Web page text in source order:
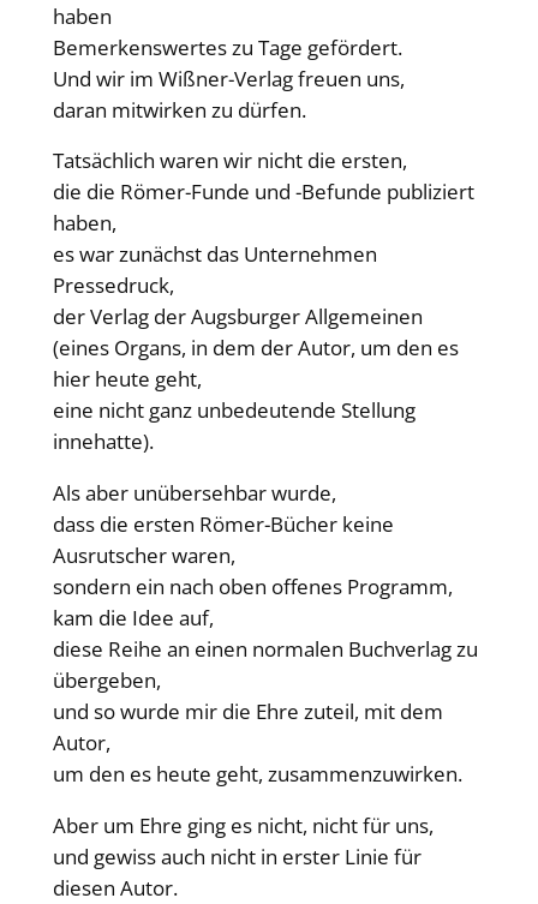
haben
Bemerkenswertes zu Tage gefördert.
Und wir im Wißner-Verlag freuen uns,
daran mitwirken zu dürfen.
Tatsächlich waren wir nicht die ersten,
die die Römer-Funde und -Befunde publiziert
haben,
es war zunächst das Unternehmen
Pressedruck,
der Verlag der Augsburger Allgemeinen
(eines Organs, in dem der Autor, um den es
hier heute geht,
eine nicht ganz unbedeutende Stellung
innehatte).
Als aber unübersehbar wurde,
dass die ersten Römer-Bücher keine
Ausrutscher waren,
sondern ein nach oben offenes Programm,
kam die Idee auf,
diese Reihe an einen normalen Buchverlag zu
übergeben,
und so wurde mir die Ehre zuteil, mit dem
Autor,
um den es heute geht, zusammenzuwirken.
Aber um Ehre ging es nicht, nicht für uns,
und gewiss auch nicht in erster Linie für
diesen Autor.